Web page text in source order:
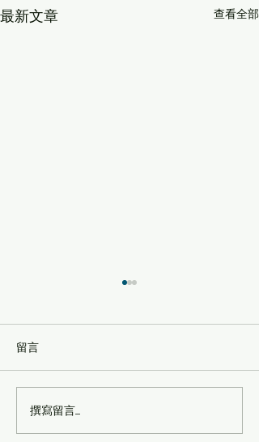
最新文章 查看全部
為什麼在紐西蘭，錢變得
越來越不夠用了？ - 🇳🇿
留言
撰寫留言......